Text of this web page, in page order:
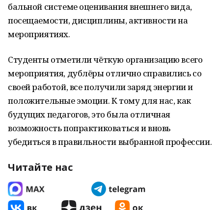
бальной системе оценивания внешнего вида,
посещаемости, дисциплины, активности на
мероприятиях.
Студенты отметили чёткую организацию всего
мероприятия, дублёры отлично справились со
своей работой, все получили заряд энергии и
положительные эмоции. К тому для нас, как
будущих педагогов, это была отличная
возможность попрактиковаться и вновь
убедиться в правильности выбранной профессии.
Читайте нас